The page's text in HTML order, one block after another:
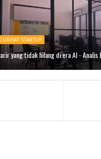
CURHAT STARTUP
yang tidak hilang di era AI - Analis